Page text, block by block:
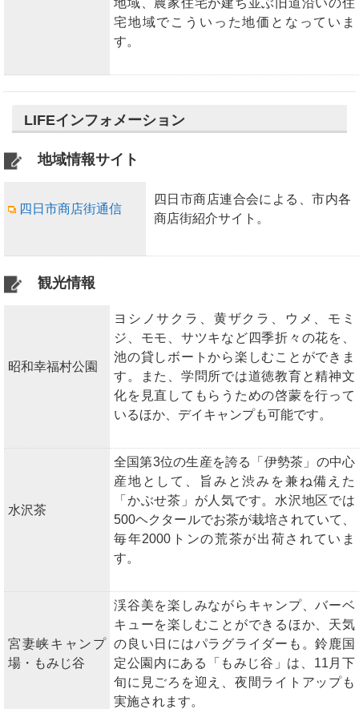
地域、農家住宅が建ち並ぶ旧道沿いの住
宅地域でこういった地価となっていま
す。
LIFEインフォメーション
地域情報サイト
四日市商店街通信
四日市商店連合会による、市内各
商店街紹介サイト。
観光情報
昭和幸福村公園
ヨシノサクラ、黄ザクラ、ウメ、モミ
ジ、モモ、サツキなど四季折々の花を、
池の貸しボートから楽しむことができま
す。また、学問所では道徳教育と精神文
化を見直してもらうための啓蒙を行って
いるほか、デイキャンプも可能です。
水沢茶
全国第3位の生産を誇る「伊勢茶」の中心
産地として、旨みと渋みを兼ね備えた
「かぶせ茶」が人気です。水沢地区では
500ヘクタールでお茶が栽培されていて、
毎年2000トンの荒茶が出荷されていま
す。
宮妻峡キャンプ
場・もみじ谷
渓谷美を楽しみながらキャンプ、バーベ
キューを楽しむことができるほか、天気
の良い日にはパラグライダーも。鈴鹿国
定公園内にある「もみじ谷」は、11月下
旬に見ごろを迎え、夜間ライトアップも
実施されます。